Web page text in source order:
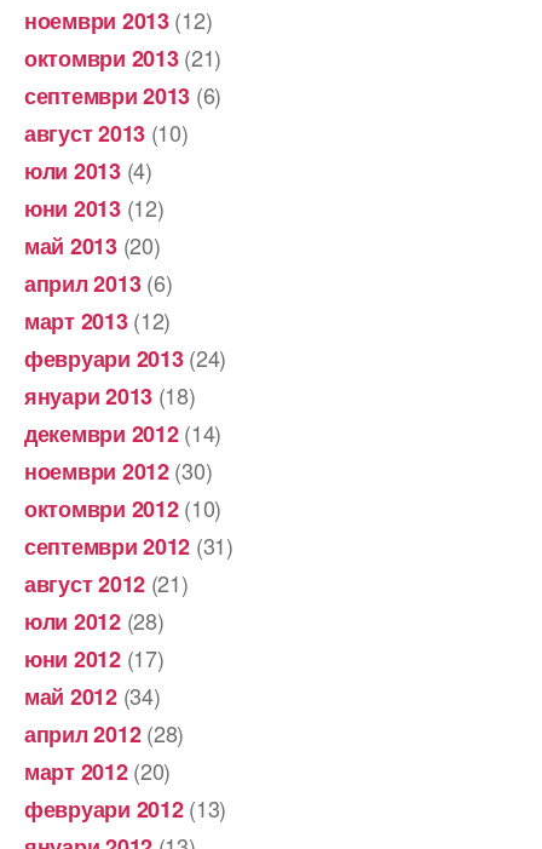
ноември 2013(12)
октомври 2013(21)
септември 2013 (6)
август 2013 (10)
юли 2013(4)
юни 2013(12)
май 2013(20)
април 2013(6)
март 2013(12)
февруари 2013(24)
януари 2013 (18)
декември 2012(14)
ноември 2012(30)
октомври 2012(10)
септември 2012 (31)
август 2012 (21)
юли 2012(28)
юни 2012(17)
май 2012(34)
април 2012(28)
март 2012(20)
февруари 2012(13)